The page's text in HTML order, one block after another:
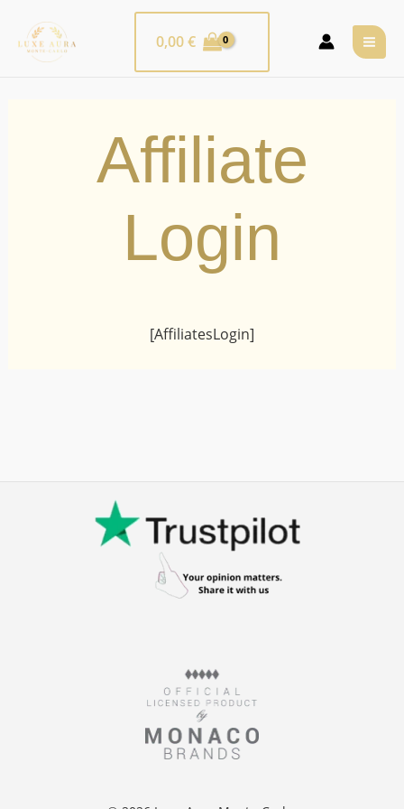
contenu
0,00€
Affiliate
Login
[AffiliatesLogin]